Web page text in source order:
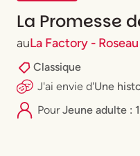
La Promesse
auLa Factory -
Classique
J'ai envie d'Une
Pour⁠Jeune adulte :